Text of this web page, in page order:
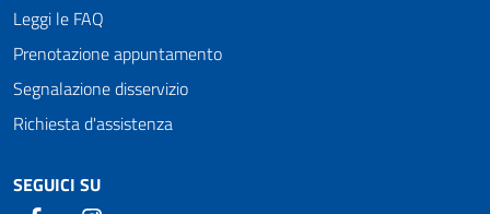
Leggi le FAQ
Prenotazione appuntamento
Segnalazione disservizio
Richiesta d'assistenza
SEGUICI SU